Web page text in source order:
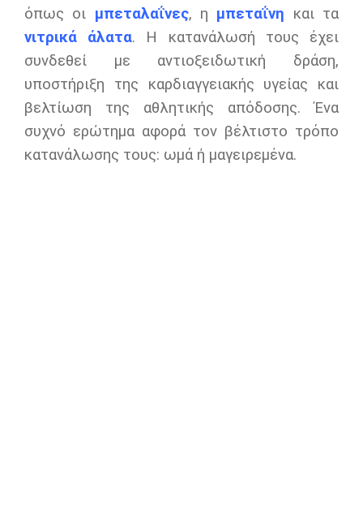
όπως οι μπεταλαΐνες, η μπεταΐνη και τα
νιτρικά άλατα. Η κατανάλωσή τους έχει
συνδεθεί με αντιοξειδωτική δράση,
υποστήριξη της καρδιαγγειακής υγείας και
βελτίωση της αθλητικής απόδοσης. Ένα
συχνό ερώτημα αφορά τον βέλτιστο τρόπο
κατανάλωσης τους: ωμά ή μαγειρεμένα.